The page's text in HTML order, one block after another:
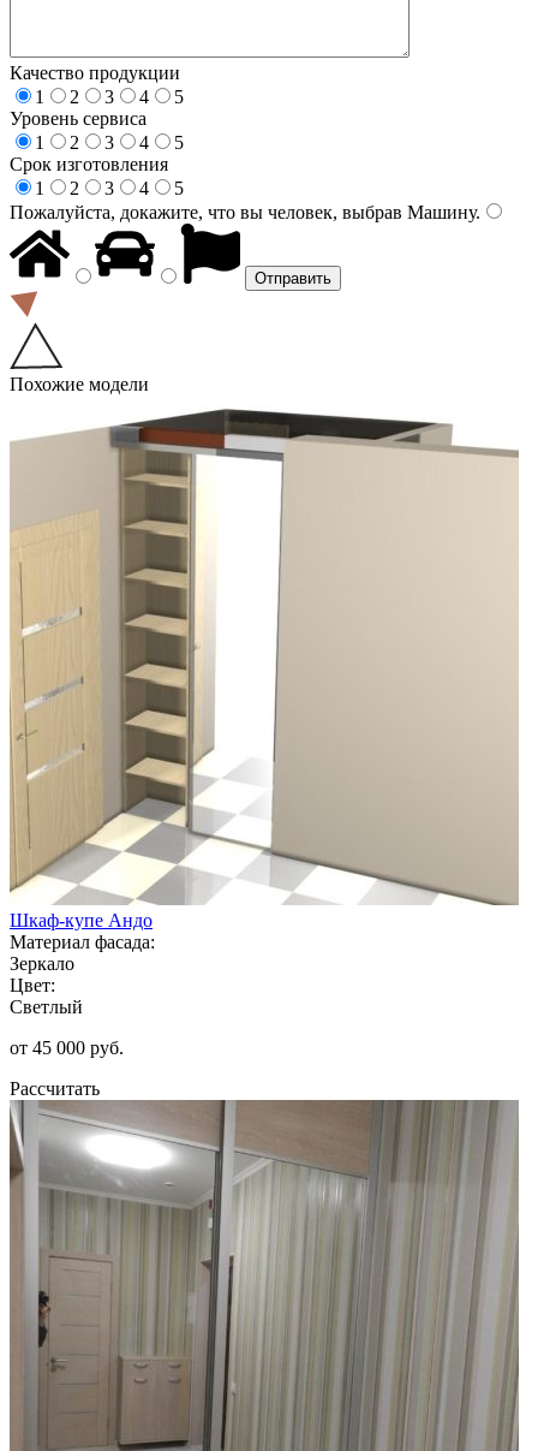
Качество продукции
1
2 3 4
5
Уровень сервиса
1
2 3 4
5
Срок изготовления
1
2 3 4
5
Пожалуйста, докажите, что вы человек, выбрав Машину.
Похожие модели
Шкаф-купе Андо
Материал фасада:
Зеркало
Цвет:
Светлый
от 45 000 руб.
Рассчитать